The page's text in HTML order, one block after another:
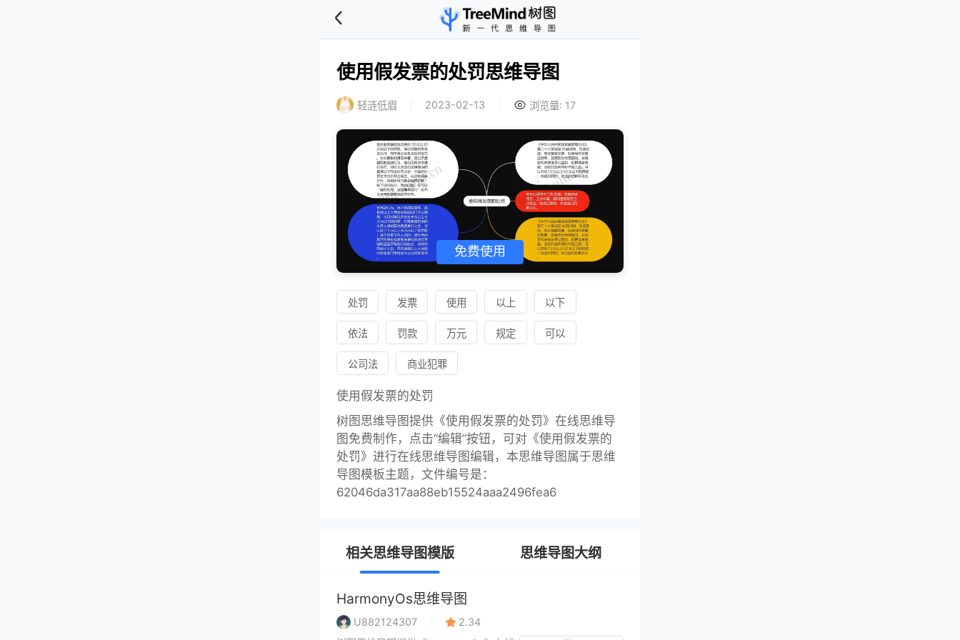
使用假发票的处罚思维导图
轻涟低眉 2023-02-13 浏览量: 17
免费使用
处罚 发票 使用 以上 以下
依法 罚款 万元 规定 可以
公司法 商业犯罪
使用假发票的处罚
树图思维导图提供《使用假发票的处罚》在线思维导
图免费制作，点击“编辑”按钮，可对《使用假发票的
处罚》进行在线思维导图编辑，本思维导图属于思维
导图模板主题，文件编号是：
62046da317aa88eb15524aaa2496fea6
思维导图大纲
相关思维导图模版
HarmonyOs思维导图
U882124307
2.34